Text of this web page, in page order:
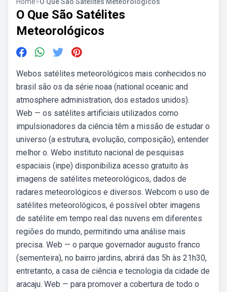
O Que São Satélites
Meteorológicos
Webos satélites meteorológicos mais conhecidos no
brasil são os da série noaa (national oceanic and
atmosphere administration, dos estados unidos).
Web — os satélites artificiais utilizados como
impulsionadores da ciência têm a missão de estudar o
universo (a estrutura, evolução, composição), entender
melhor o. Webo instituto nacional de pesquisas
espaciais (inpe) disponibiliza acesso gratuito às
imagens de satélites meteorológicos, dados de
radares meteorológicos e diversos. Webcom o uso de
satélites meteorológicos, é possível obter imagens
de satélite em tempo real das nuvens em diferentes
regiões do mundo, permitindo uma análise mais
precisa. Web — o parque governador augusto franco
(sementeira), no bairro jardins, abrirá das 5h às 21h30,
entretanto, a casa de ciência e tecnologia da cidade de
aracaju. Web — para promover a cobertura de todo o